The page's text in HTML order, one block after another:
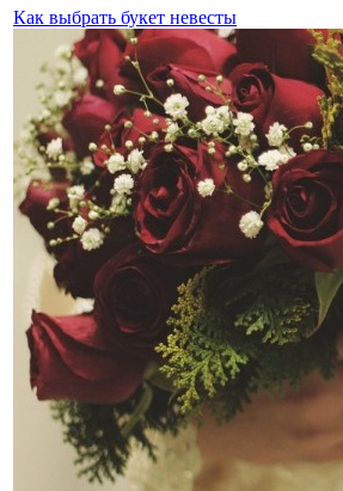
Как выбрать букет невесты